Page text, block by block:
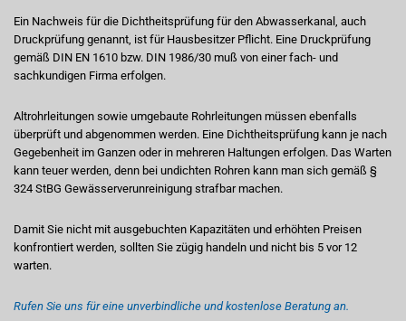
Ein Nachweis für die Dichtheitsprüfung für den Abwasserkanal, auch
Druckprüfung genannt, ist für Hausbesitzer Pflicht. Eine Druckprüfung
gemäß DIN EN 1610 bzw. DIN 1986/30 muß von einer fach- und
sachkundigen Firma erfolgen.
Altrohrleitungen sowie umgebaute Rohrleitungen müssen ebenfalls
überprüft und abgenommen werden. Eine Dichtheitsprüfung kann je nach
Gegebenheit im Ganzen oder in mehreren Haltungen erfolgen. Das Warten
kann teuer werden, denn bei undichten Rohren kann man sich gemäß §
324 StBG Gewässerverunreinigung strafbar machen.
Damit Sie nicht mit ausgebuchten Kapazitäten und erhöhten Preisen
konfrontiert werden, sollten Sie zügig handeln und nicht bis 5 vor 12
warten.
Rufen Sie uns für eine unverbindliche und kostenlose Beratung an.